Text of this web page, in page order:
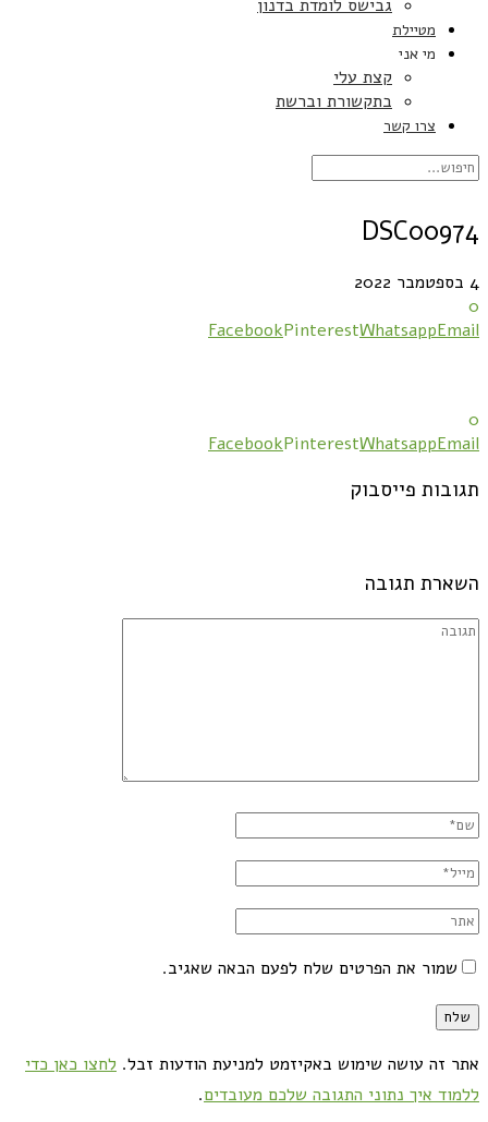
גבישס לומדת בדנון
מטיילת
מי אני
קצת עלי
בתקשורת וברשת
צרו קשר
DSC00974
4 בספטמבר 2022
0
FacebookPinterestWhatsappEmail
0
FacebookPinterestWhatsappEmail
תגובות פייסבוק
השארת תגובה
שמור את הפרטים שלח לפעם הבאה שאגיב.
אתר זה עושה שימוש באקיזמט למניעת הודעות זבל. לחצו כאן כדי
ללמוד איך נתוני התגובה שלכם מעובדים.